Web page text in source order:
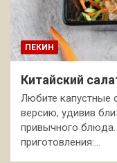
ПЕКИН
Китайский
Любите капустные
версию, удивив
привычного
приготовления:…